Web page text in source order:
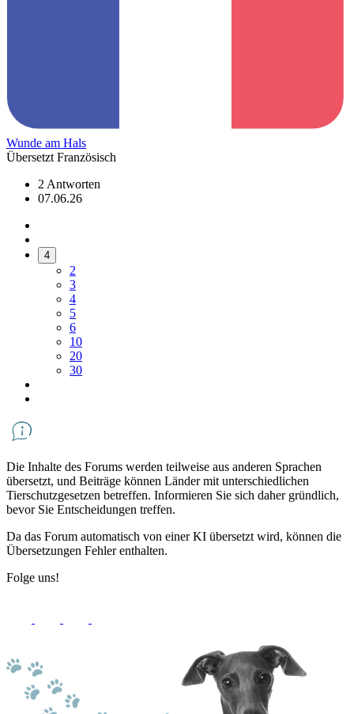
Wunde am Hals
Übersetzt Französisch
2 Antworten
07.06.26
4
2
3
4
5
6
10
20
30
Die Inhalte des Forums werden teilweise aus anderen Sprachen
übersetzt, und Beiträge können Länder mit unterschiedlichen
Tierschutzgesetzen betreffen. Informieren Sie sich daher gründlich,
bevor Sie Entscheidungen treffen.
Da das Forum automatisch von einer KI übersetzt wird, können die
Übersetzungen Fehler enthalten.
Folge uns!